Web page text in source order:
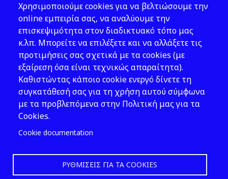
Νομοθεσία
Εκδόσεις
Νέα - Εκδηλώσεις
Ακολουθήστε μας
Χρησιμοποιούμε cookies για να βελτιώσουμε την
online εμπειρία σας, να αναλύουμε την
επισκεψιμότητα στον διαδικτυακό τόπο μας
κ.λπ. Μπορείτε να επιλέξετε και να αλλάξετε τις
προτιμήσεις σας σχετικά με τα cookies (με
εξαίρεση όσα είναι τεχνικώς απαραίτητα).
Καθιστώντας κάποιο cookie ενεργό δίνετε τη
συγκατάθεσή σας για τη χρήση αυτού σύμφωνα
με τα προβλεπόμενα στην Πολιτική μας για τα
Cookies.
Cookie documentation
ΡΥΘΜΊΣΕΙΣ ΓΙΑ ΤΑ COOKIES